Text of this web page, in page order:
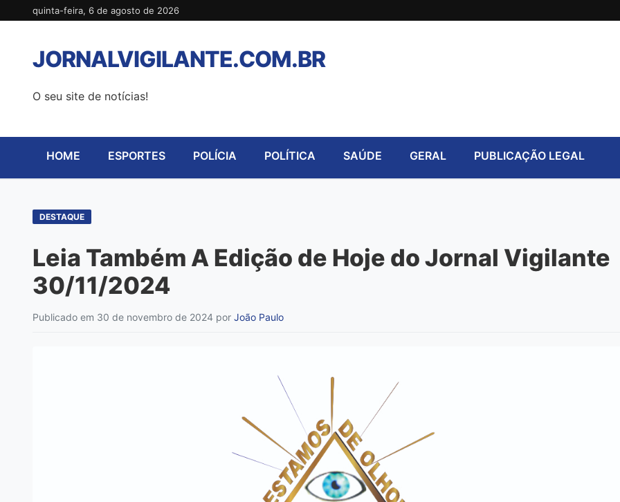
para
conteúdo
quinta-feira, 6 de agosto de 2026
JORNALVIGILANTE.COM.BR
O seu site de notícias!
HOME ESPORTES POLÍCIA POLÍTICA SAÚDE GERAL PUBLICAÇÃO LEGAL
DESTAQUE
Leia Também A Edição de Hoje do Jornal Vigilante
30/11/2024
Publicado em 30 de novembro de 2024 por João Paulo